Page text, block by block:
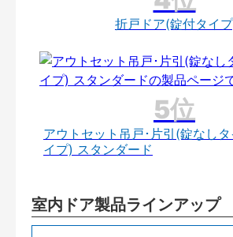
折戸ドア(錠付タイ
アウトセット吊戸･片引(錠なし
イプ) スタンダード
室内ドア製品ラインアップ